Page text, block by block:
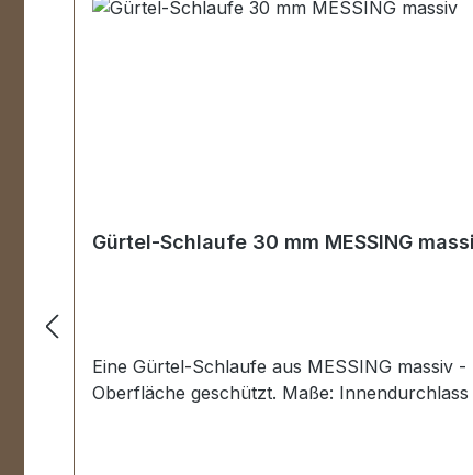
Gürtel-Schlaufe 30 mm MESSING
Eine Gürtel-Schlaufe aus MESSING massiv
Oberfläche geschützt. Maße: